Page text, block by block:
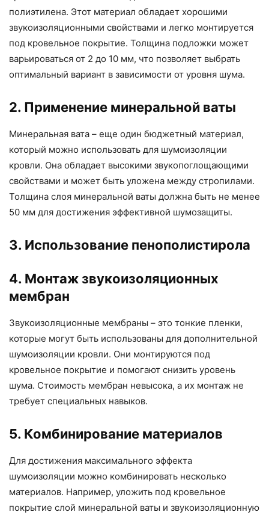
полиэтилена. Этот материал обладает хорошими
звукоизоляционными свойствами и легко монтируется
под кровельное покрытие. Толщина подложки может
варьироваться от 2 до 10 мм, что позволяет выбрать
оптимальный вариант в зависимости от уровня шума.
2. Применение минеральной ваты
Минеральная вата – еще один бюджетный материал,
который можно использовать для шумоизоляции
кровли. Она обладает высокими звукопоглощающими
свойствами и может быть уложена между стропилами.
Толщина слоя минеральной ваты должна быть не менее
50 мм для достижения эффективной шумозащиты.
3. Использование пенополистирола
4. Монтаж звукоизоляционных
мембран
Звукоизоляционные мембраны – это тонкие пленки,
которые могут быть использованы для дополнительной
шумоизоляции кровли. Они монтируются под
кровельное покрытие и помогают снизить уровень
шума. Стоимость мембран невысока, а их монтаж не
требует специальных навыков.
5. Комбинирование материалов
Для достижения максимального эффекта
шумоизоляции можно комбинировать несколько
материалов. Например, уложить под кровельное
покрытие слой минеральной ваты и звукоизоляционную